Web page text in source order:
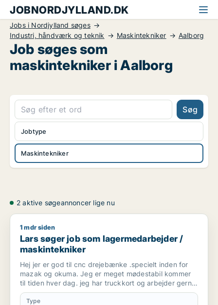
JOBNORDJYLLAND.DK
Jobs i Nordjylland søges
Industri, håndværk og teknik
Maskintekniker Aalborg
Job søges som
maskintekniker i Aalborg
Søg
Maskintekniker
Jobtype
2 aktive søgeannoncer lige nu
Lars søger job som lagermedarbejder / maskintekniker
1 mdr siden
Lars søger job som lagermedarbejder /
maskintekniker
Hej jer er god til cnc drejebænke .specielt inden for
mazak og okuma. Jeg er meget mødestabil kommer
til tiden hver dag. jeg har truckkort og arbejder gerne
daghold.
Type